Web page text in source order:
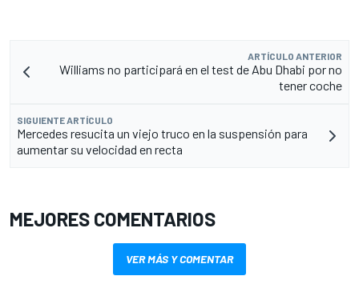
ARTÍCULO ANTERIOR
Williams no participará en el test de Abu Dhabi por no
tener coche
SIGUIENTE ARTÍCULO
Mercedes resucita un viejo truco en la suspensión para
aumentar su velocidad en recta
MEJORES COMENTARIOS
VER MÁS Y COMENTAR